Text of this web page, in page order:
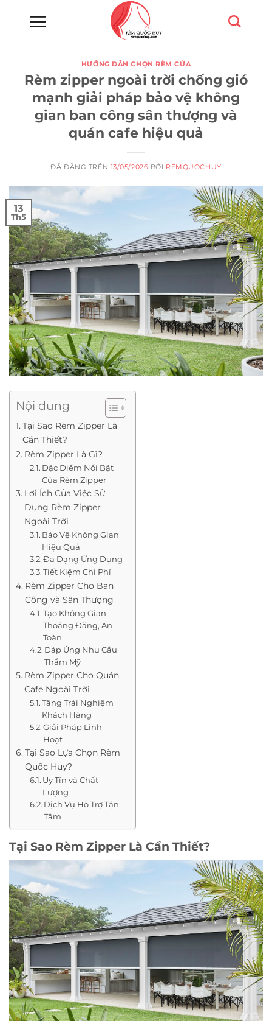
HƯỚNG DẪN CHỌN RÈM CỬA
Rèm zipper ngoài trời chống gió
mạnh giải pháp bảo vệ không
gian ban công sân thượng và
quán cafe hiệu quả
ĐÃ ĐĂNG TRÊN 13/05/2026 BỞI REMQUOCHUY
13
Th5
Nội dung
Tại Sao Rèm Zipper Là
Cần Thiết?
Rèm Zipper Là Gì?
Đặc Điểm Nổi Bật
Của Rèm Zipper
Lợi Ích Của Việc Sử
Dụng Rèm Zipper
Ngoài Trời
Bảo Vệ Không Gian
Hiệu Quả
Đa Dạng Ứng Dụng
Tiết Kiệm Chi Phí
Rèm Zipper Cho Ban
Công và Sân Thượng
Tạo Không Gian
Thoáng Đãng, An
Toàn
Đáp Ứng Nhu Cầu
Thẩm Mỹ
Rèm Zipper Cho Quán
Cafe Ngoài Trời
Tăng Trải Nghiệm
Khách Hàng
Giải Pháp Linh
Hoạt
Tại Sao Lựa Chọn Rèm
Quốc Huy?
Uy Tín và Chất
Lượng
Dịch Vụ Hỗ Trợ Tận
Tâm
Tại Sao Rèm Zipper Là Cần Thiết?